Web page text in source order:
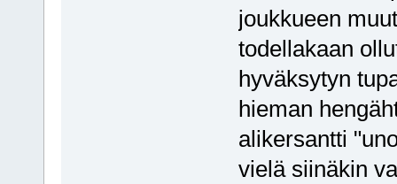
joukkueen
todellakaan
hyväksytyn
hieman
alikersantti
vielä siinäkin